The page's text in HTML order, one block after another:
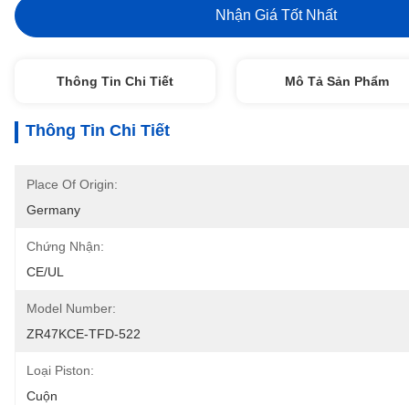
Nhận Giá Tốt Nhất
Thông Tin Chi Tiết Mô Tả Sản Phẩm
Thông Tin Chi Tiết
Place Of Origin:
Germany
Chứng Nhận:
CE/UL
Model Number:
ZR47KCE-TFD-522
Loại Piston:
Cuộn